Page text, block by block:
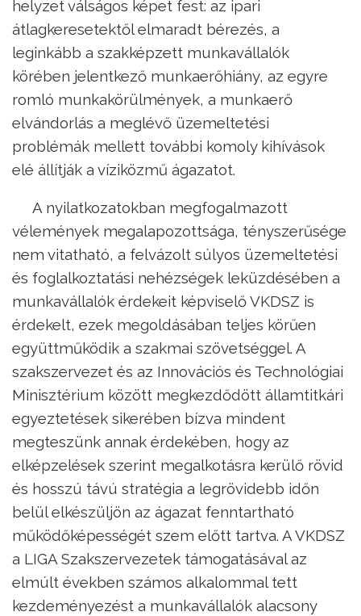
helyzet válságos képet fest: az ipari
átlagkeresetektől elmaradt bérezés, a
leginkább a szakképzett munkavállalók
körében jelentkező munkaerőhiány, az egyre
romló munkakörülmények, a munkaerő
elvándorlás a meglévő üzemeltetési
problémák mellett további komoly kihívások
elé állítják a víziközmű ágazatot.
A nyilatkozatokban megfogalmazott
vélemények megalapozottsága, tényszerűsége
nem vitatható, a felvázolt súlyos üzemeltetési
és foglalkoztatási nehézségek leküzdésében a
munkavállalók érdekeit képviselő VKDSZ is
érdekelt, ezek megoldásában teljes körűen
együttműködik a szakmai szövetséggel. A
szakszervezet és az Innovációs és Technológiai
Minisztérium között megkezdődött államtitkári
egyeztetések sikerében bízva mindent
megteszünk annak érdekében, hogy az
elképzelések szerint megalkotásra kerülő rövid
és hosszú távú stratégia a legrövidebb időn
belül elkészüljön az ágazat fenntartható
működőképességét szem előtt tartva. A VKDSZ
a LIGA Szakszervezetek támogatásával az
elmúlt években számos alkalommal tett
kezdeményezést a munkavállalók alacsony